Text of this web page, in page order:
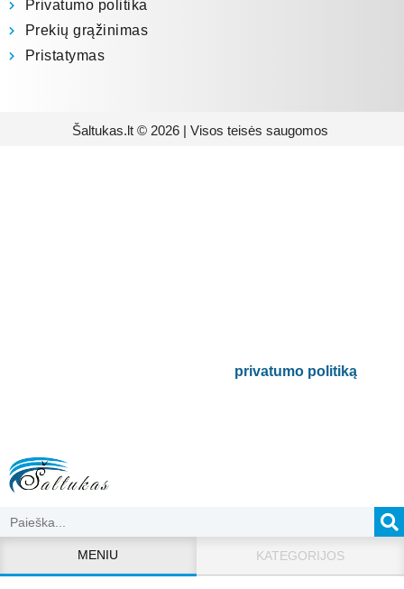
Privatumo politika
Prekių grąžinimas
Pristatymas
Šaltukas.lt © 2026 | Visos teisės saugomos
privatumo politiką.
MENIU KATEGORIJOS